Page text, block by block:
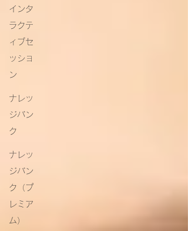
インタ
ラクテ
ィブセ
ッショ
ン
ナレッ
ジバン
ク
ナレッ
ジバン
ク（プ
レミア
ム）